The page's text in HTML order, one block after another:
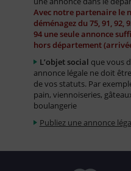
Avec notre partenaire le
déménagez du 75, 91, 92,
94 une seule annonce
hors département
L’objet social que vous
annonce légale ne doit
de vos statuts. Par
pain, viennoiseries,
boulangerie
Publiez une annonce